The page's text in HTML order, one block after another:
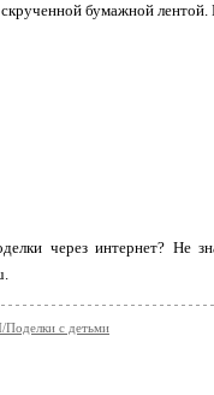
бумажной
через интернет? Не
с детьми